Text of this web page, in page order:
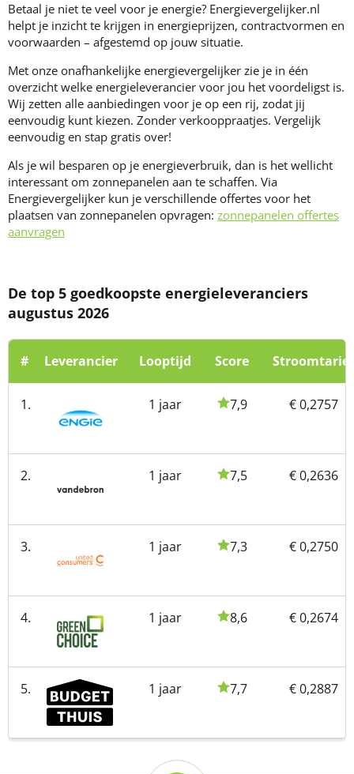
Betaal je niet te veel voor je energie? Energievergelijker.nl
helpt je inzicht te krijgen in energieprijzen, contractvormen en
voorwaarden – afgestemd op jouw situatie.
Met onze onafhankelijke energievergelijker zie je in één
overzicht welke energieleverancier voor jou het voordeligst is.
Wij zetten alle aanbiedingen voor je op een rij, zodat jij
eenvoudig kunt kiezen. Zonder verkooppraatjes. Vergelijk
eenvoudig en stap gratis over!
Als je wil besparen op je energieverbruik, dan is het wellicht
interessant om zonnepanelen aan te schaffen. Via
Energievergelijker kun je verschillende offertes voor het
plaatsen van zonnepanelen opvragen: zonnepanelen offertes
aanvragen
De top 5 goedkoopste energieleveranciers
augustus 2026
# Leverancier Looptijd Score Stroomtarief
1. 1 jaar 7,9 € 0,2757
2. 1 jaar 7,5 € 0,2636
3. 1 jaar 7,3 € 0,2750
4. 1 jaar 8,6 € 0,2674
5. 1 jaar 7,7 € 0,2887